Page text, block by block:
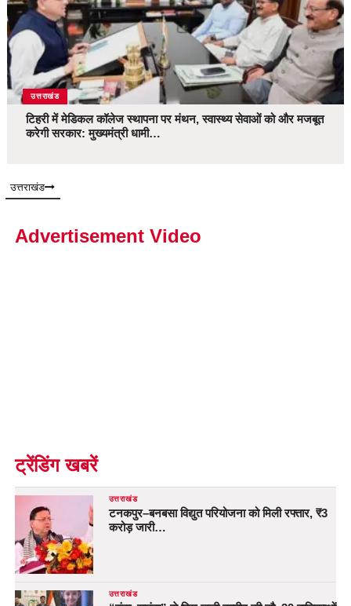
उत्तराखंड
टिहरी में मेडिकल कॉलेज स्थापना पर मंथन, स्वास्थ्य सेवाओं को और मजबूत
करेगी सरकार: मुख्यमंत्री धामी…
उत्तराखंड
Advertisement Video
ट्रेंडिंग खबरें
उत्तराखंड
टनकपुर–बनबसा विद्युत परियोजना को मिली रफ्तार, ₹3
करोड़ जारी…
उत्तराखंड